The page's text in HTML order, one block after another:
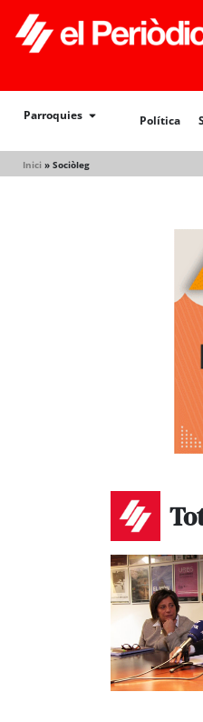
Parroquies Política
Inici » Sociòleg
Política